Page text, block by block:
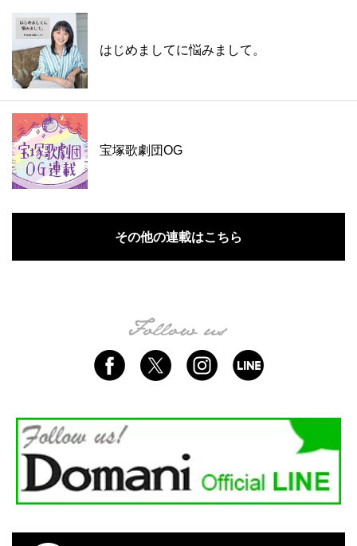
はじめましてに悩みまして。
宝塚歌劇団OG
その他の連載はこちら